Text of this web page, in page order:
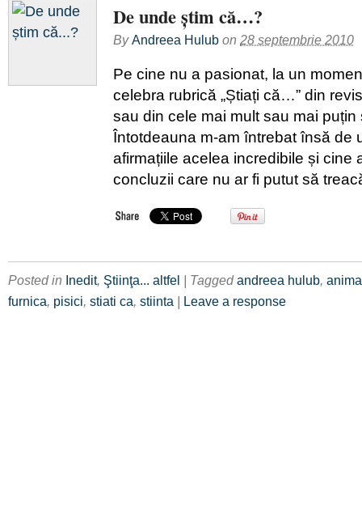
De unde știm că…?
ByAndreea Hulub on 28 septembrie 2010
Pe cine nu a pasionat, la un
celebra rubrică „Știați că…” din
sau din cele mai mult sau mai puțin
Întotdeauna m-am întrebat însă de
afirmațiile acelea incredibile și cine
concluzii care nu ar fi putut să
Posted in Inedit, Ştiinţa... altfel | Taggedandreea hulub,
furnica, pisici, stiati ca, stiinta | Leave a response